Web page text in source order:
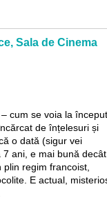
Sala de Cinema
cum se voia la
de înțelesuri și
o dată (sigur vei
7 ani, e mai bună decât
regim francoist,
E actual,